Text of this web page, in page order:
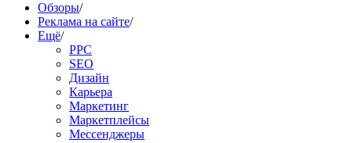
Обзоры/
Реклама на сайте/
Ещё/
PPC
SEO
Дизайн
Карьера
Маркетинг
Маркетплейсы
Мессенджеры